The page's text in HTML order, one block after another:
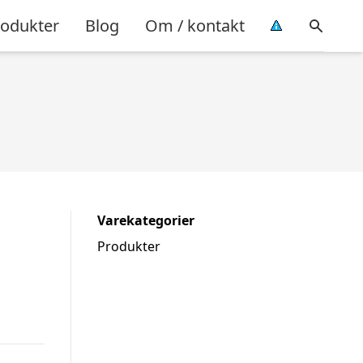
Blog Om / kontakt
Varekategorier
Produkter